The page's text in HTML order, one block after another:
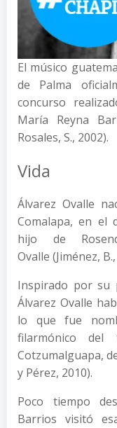
El músico
de Palma
concurso
María Reyna
Rosales, S., 2002).
Vida
Álvarez Ovalle
Comalapa, en el
hijo de
Ovalle (Jiménez,
Inspirado por su
Álvarez Ovalle
lo que fue
filarmónico del
Cotzumalguapa,
y Pérez, 2010).
Poco tiempo
Barrios visitó